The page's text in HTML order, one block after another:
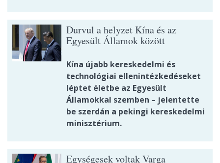
Durvul a helyzet Kína és az
Egyesült Államok között
Kína újabb kereskedelmi és
technológiai ellenintézkedéseket
léptet életbe az Egyesült
Államokkal szemben – jelentette
be szerdán a pekingi kereskedelmi
minisztérium.
Egységesek voltak Varga